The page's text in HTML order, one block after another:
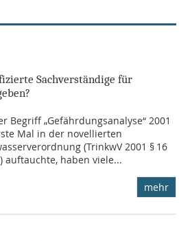
Sachverständige für
Begriff „Gefährdungsanalyse“ 2001
Mal in der novellierten
(TrinkwV 2001 § 16
auftauchte, haben viele...
mehr